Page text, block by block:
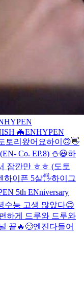
🦇ENHYPEN
토리왔어요하이 🙃👋
Co. EP.8) ⛄️😃하
잠깐만 ㅎㅎ (도토
하이픈 5살🖐하이 그
5th ENniversary
수능 고생 많았다😊
하게 드루와 드루와
끝🔥 😊엔진다들어